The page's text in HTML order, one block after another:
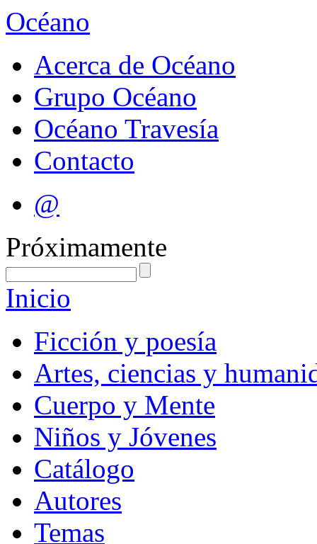
Océano
Acerca de Océano
Grupo Océano
Océano Travesía
Contacto
@
Próximamente
Inicio
Ficción y poesía
Artes, ciencias y
Cuerpo y Mente
Niños y Jóvenes
Catálogo
Autores
Temas